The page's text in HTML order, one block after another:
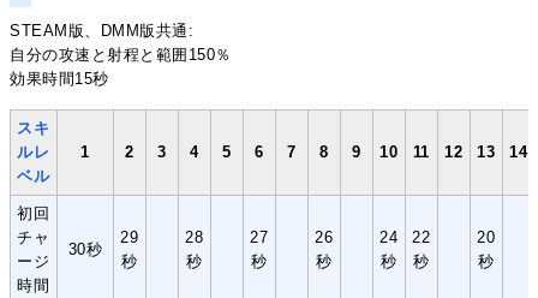
STEAM版、DMM版共通:
自分の攻速と射程と範囲150％
効果時間15秒
スキ
ルレ
ベル
1 2 3 4 5 6 7 8 9 10 11 12 13 14
初回
チャ
ージ
時間
30秒
29
秒
28
秒
27
秒
26
秒
24
秒
22
秒
20
秒